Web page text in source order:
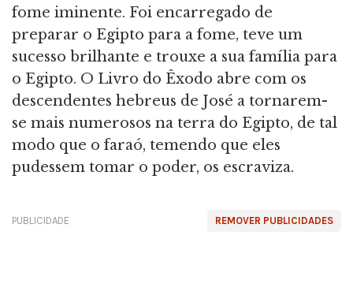
fome iminente. Foi encarregado de
preparar o Egipto para a fome, teve um
sucesso brilhante e trouxe a sua família para
o Egipto. O Livro do Êxodo abre com os
descendentes hebreus de José a tornarem-
se mais numerosos na terra do Egipto, de tal
modo que o faraó, temendo que eles
pudessem tomar o poder, os escraviza.
REMOVER PUBLICIDADES
PUBLICIDADE